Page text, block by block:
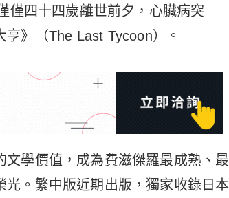
僅四十四歲離世前夕，心臟病突
》（The Last Tycoon）。
學價值，成為費滋傑羅最成熟、最
。繁中版近期出版，獨家收錄日本